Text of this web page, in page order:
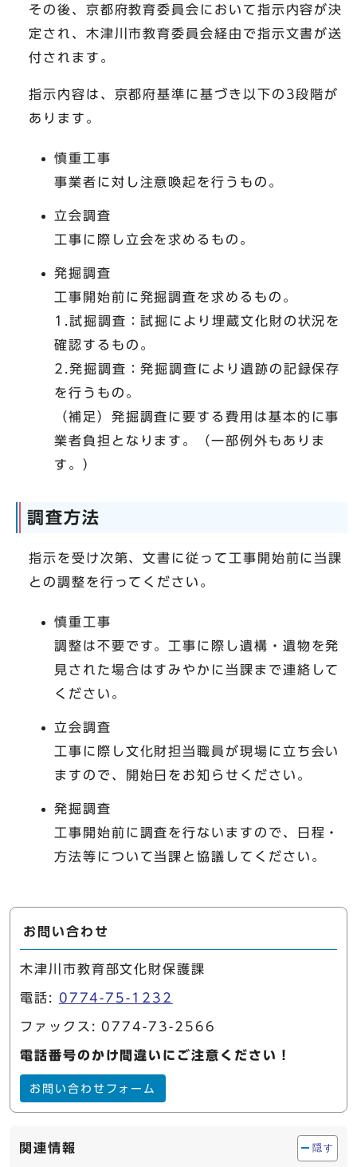
その後、京都府教育委員会において指示内容が決
定され、木津川市教育委員会経由で指示文書が送
付されます。
指示内容は、京都府基準に基づき以下の3段階が
あります。
慎重工事
事業者に対し注意喚起を行うもの。
立会調査
工事に際し立会を求めるもの。
発掘調査
工事開始前に発掘調査を求めるもの。
1.試掘調査：試掘により埋蔵文化財の状況を
確認するもの。
2.発掘調査：発掘調査により遺跡の記録保存
を行うもの。
（補足）発掘調査に要する費用は基本的に事
業者負担となります。（一部例外もありま
す。）
調査方法
指示を受け次第、文書に従って工事開始前に当課
との調整を行ってください。
慎重工事
調整は不要です。工事に際し遺構・遺物を発
見された場合はすみやかに当課まで連絡して
ください。
立会調査
工事に際し文化財担当職員が現場に立ち会い
ますので、開始日をお知らせください。
発掘調査
工事開始前に調査を行ないますので、日程・
方法等について当課と協議してください。
お問い合わせ
木津川市教育部文化財保護課
電話: 0774-75-1232
ファックス: 0774-73-2566
電話番号のかけ間違いにご注意ください！
お問い合わせフォーム
関連情報 隠す